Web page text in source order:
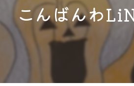
こんばんわ